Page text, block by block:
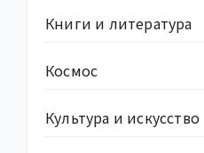
Книги и литература
Космос
Культура и искусство